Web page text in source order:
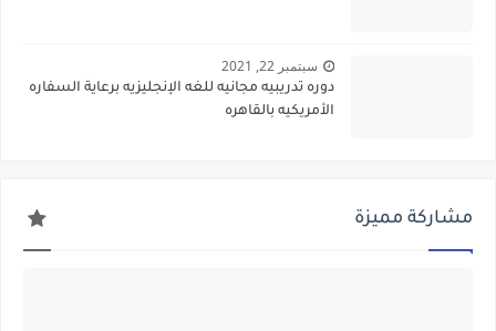
سبتمبر 22, 2021
دوره تدريبيه مجانيه للغه الإنجليزيه برعاية السفاره
الأمريكيه بالقاهره
مشاركة مميزة